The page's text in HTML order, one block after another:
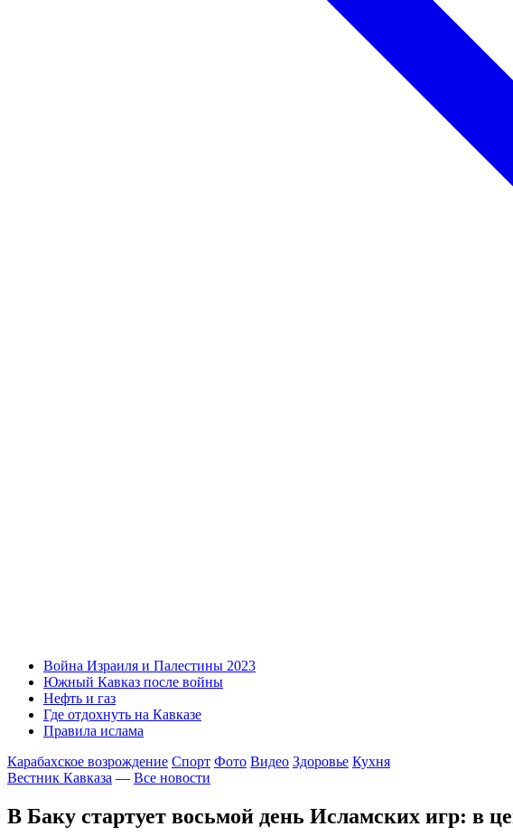
Война Израиля и Палестины 2023
Южный Кавказ после войны
Нефть и газ
Где отдохнуть на Кавказе
Правила ислама
Карабахское возрождение Спорт Фото Видео Здоровье Кухня
Вестник Кавказа — Все новости
В Баку стартует восьмой день Исламских игр: в